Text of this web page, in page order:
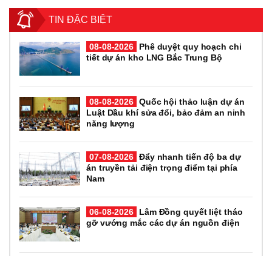
TIN ĐẶC BIỆT
08-08-2026
Phê duyệt quy hoạch chi
tiết dự án kho LNG Bắc Trung Bộ
08-08-2026 Quốc hội thảo luận dự án
Luật Dầu khí sửa đổi, bảo đảm an ninh
năng lượng
07-08-2026 Đẩy nhanh tiến độ ba dự
án truyền tải điện trọng điểm tại phía
Nam
06-08-2026
Lâm Đồng quyết liệt tháo
gỡ vướng mắc các dự án nguồn điện